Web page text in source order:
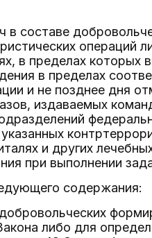
в составе
операций
в пределах которых
в пределах
и не позднее дня
издаваемых
и других
при выполнении
содержания:
либо для